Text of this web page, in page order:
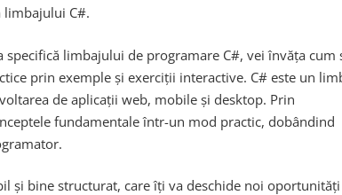
limbajului C#.
limbajului de programare C#, vei învăța cum
prin exemple și exerciții interactive. C# este un
de aplicații web, mobile și desktop. Prin
fundamentale într-un mod practic, dobândind
și bine structurat, care îți va deschide noi